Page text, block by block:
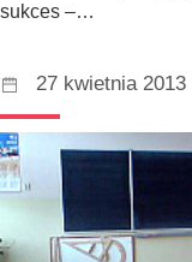
sukces –…
27 kwietnia 2013